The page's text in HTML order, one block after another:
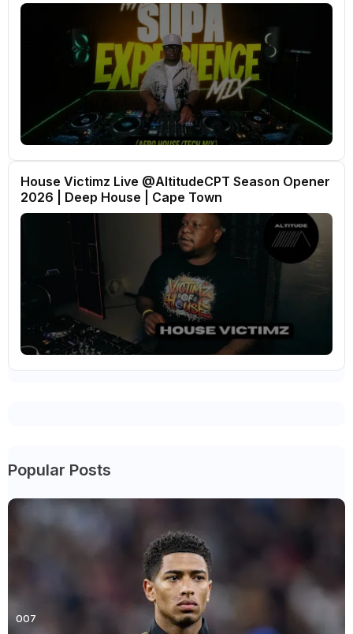
House Victimz Live ‪‪@AltitudeCPT‬ Season Opener
2026 | Deep House | Cape Town
Popular Posts
007